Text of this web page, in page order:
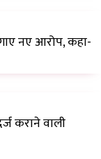
नए आरोप, कहा-
कराने वाली